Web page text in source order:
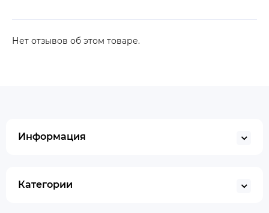
Нет отзывов об этом товаре.
Информация
Категории